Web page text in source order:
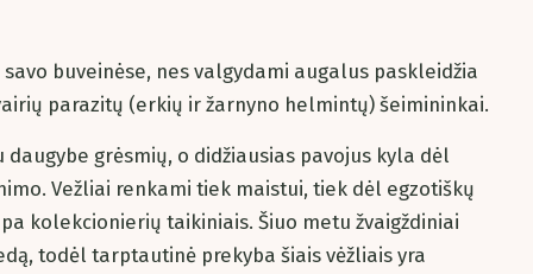
buveinėse, nes valgydami augalus paskleidžia
parazitų (erkių ir žarnyno helmintų) šeimininkai.
daugybe grėsmių, o didžiausias pavojus kyla dėl
Vežliai renkami tiek maistui, tiek dėl egzotiškų
kolekcionierių taikiniais. Šiuo metu žvaigždiniai
todėl tarptautinė prekyba šiais vėžliais yra